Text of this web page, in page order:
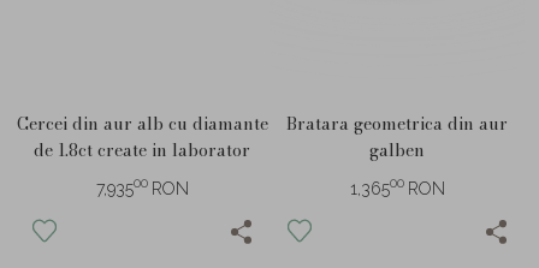
Cercei din aur alb cu diamante
de 1.8ct create in laborator
7,93500 RON
Bratara geometrica din aur
galben
1,36500 RON